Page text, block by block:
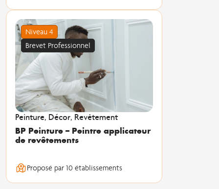
Niveau 4
Brevet Professionnel
Peinture, Décor, Revêtement
BP Peinture – Peintre applicateur
de revêtements
Proposé par 10 établissements